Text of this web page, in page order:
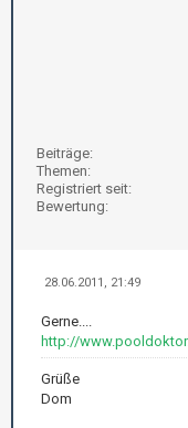
Beiträge:
Themen:
Registriert seit:
Bewertung:
28.06.2011, 21:49
Gerne....
http://
Grüße
Dom